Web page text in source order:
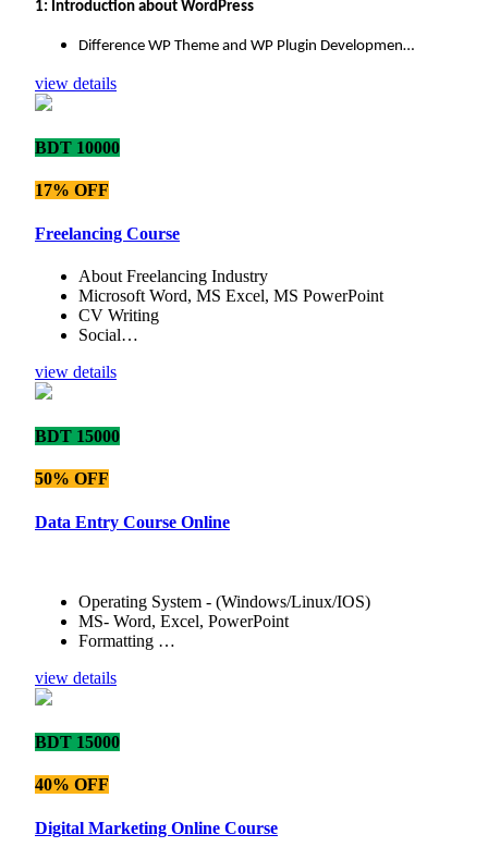
1: Introduction about WordPress
Difference WP Theme and WP Plugin Developmen…
view details
BDT 10000
17% OFF
Freelancing Course
About Freelancing Industry
Microsoft Word, MS Excel, MS PowerPoint
CV Writing
Social…
view details
BDT 15000
50% OFF
Data Entry Course Online
Operating System - (Windows/Linux/IOS)
MS- Word, Excel, PowerPoint
Formatting …
view details
BDT 15000
40% OFF
Digital Marketing Online Course